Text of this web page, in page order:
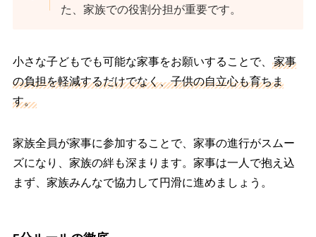
た、家族での役割分担が重要です。
小さな子どもでも可能な家事をお願いすることで、
家事
の負担を軽減するだけでなく、子供の自立心も育ちま
す。
家族全員が家事に参加することで、家事の進行がスムー
ズになり、家族の絆も深まります。家事は一人で抱え込
まず、家族みんなで協力して円滑に進めましょう。